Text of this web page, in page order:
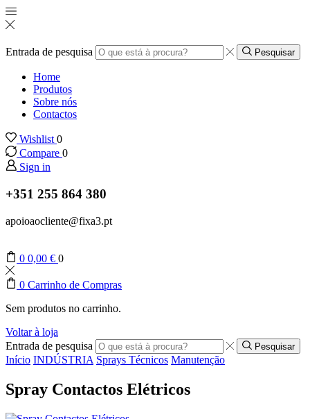
Entrada de pesquisa Pesquisar
Home
Produtos
Sobre nós
Contactos
Wishlist 0
Compare 0
Sign in
+351 255 864 380
apoioaocliente@fixa3.pt
0 0,00 € 0
0 Carrinho de Compras
Sem produtos no carrinho.
Voltar à loja
Entrada de pesquisa
Pesquisar
Início INDÚSTRIA Sprays Técnicos Manutenção
Spray Contactos Elétricos